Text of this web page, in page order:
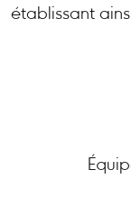
établissant